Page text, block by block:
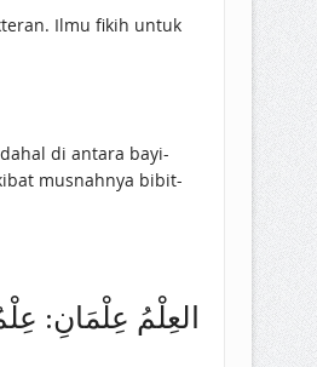
Ilmu fikih untuk
di antara bayi-
musnahnya bibit-
العِلْمُ عِلْمَانِ: